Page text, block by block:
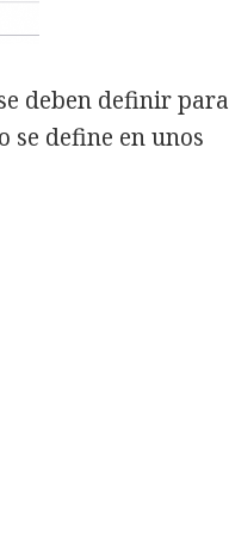
deben definir para
se define en unos